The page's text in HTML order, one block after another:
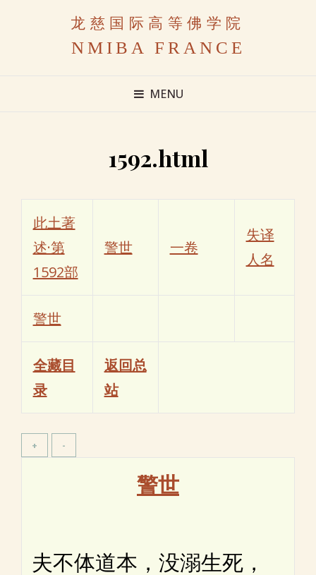
龙慈国际高等佛学院
NMIBA FRANCE
MENU
1592.html
此土著
述·第
1592部
警世 一卷
失译
人名
警世
全藏目
录
返回总
站
警世
夫不体道本，没溺生死，